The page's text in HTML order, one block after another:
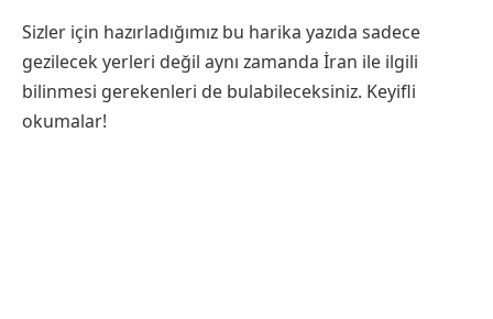
Sizler için hazırladığımız bu harika yazıda sadece
gezilecek yerleri değil aynı zamanda İran ile ilgili
bilinmesi gerekenleri de bulabileceksiniz. Keyifli
okumalar!